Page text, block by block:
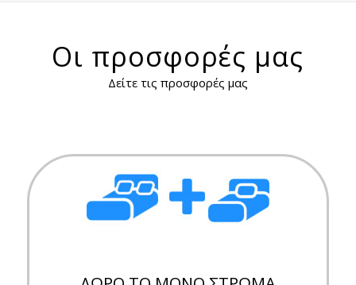
Οι προσφορές μας
Δείτε τις προσφορές μας